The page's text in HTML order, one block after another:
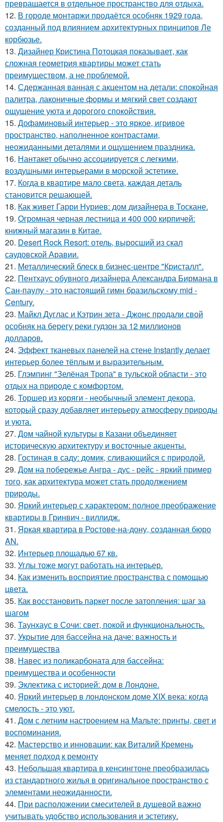
превращается в отдельное пространство для отдыха.
12. В городе монтаржи продаётся особняк 1929 года,
созданный под влиянием архитектурных принципов Ле
корбюзье.
13. Дизайнер Кристина Потоцкая показывает, как
сложная геометрия квартиры может стать
преимуществом, а не проблемой.
14. Сдержанная ванная с акцентом на детали: спокойная
палитра, лаконичные формы и мягкий свет создают
ощущение уюта и дорогого спокойствия.
15. Дофаминовый интерьер - это яркое, игривое
пространство, наполненное контрастами,
неожиданными деталями и ощущением праздника.
16. Нантакет обычно ассоциируется с легкими,
воздушными интерьерами в морской эстетике.
17. Когда в квартире мало света, каждая деталь
становится решающей.
18. Как живет Гарри Нуриев: дом дизайнера в Тоскане.
19. Огромная черная лестница и 400 000 кирпичей:
книжный магазин в Китае.
20. Desert Rock Resort: отель, выросший из скал
саудовской Аравии.
21. Металлический блеск в бизнес-центре "Кристалл".
22. Пентхаус обувного дизайнера Александра Бирмана в
Сан-паулу - это настоящий гимн бразильскому mid -
Century.
23. Майкл Дуглас и Кэтрин зета - Джонс продали свой
особняк на берегу реки гудзон за 12 миллионов
долларов.
24. Эффект тканевых панелей на стене Instantly делает
интерьер более тёплым и выразительным.
25. Глэмпинг "Зелёная Тропа" в тульской области - это
отдых на природе с комфортом.
26. Торшер из коряги - необычный элемент декора,
который сразу добавляет интерьеру атмосферу природы
и уюта.
27. Дом чайной культуры в Казани объединяет
историческую архитектуру и восточные акценты.
28. Гостиная в саду: домик, сливающийся с природой.
29. Дом на побережье Ангра - дус - рейс - яркий пример
того, как архитектура может стать продолжением
природы.
30. Яркий интерьер с характером: полное преображение
квартиры в Гринвич - виллидж.
31. Яркая квартира в Ростове-на-дону, созданная бюро
AN.
32. Интерьер площадью 67 кв.
33. Углы тоже могут работать на интерьер.
34. Как изменить восприятие пространства с помощью
цвета.
35. Как восстановить паркет после затопления: шаг за
шагом
36. Таунхаус в Сочи: свет, покой и функциональность.
37. Укрытие для бассейна на даче: важность и
преимущества
38. Навес из поликарбоната для бассейна:
преимущества и особенности
39. Эклектика с историей: дом в Лондоне.
40. Яркий интерьер в лондонском доме XIX века: когда
смелость - это уют.
41. Дом с летним настроением на Мальте: принты, свет и
воспоминания.
42. Мастерство и инновации: как Виталий Кремень
меняет подход к ремонту
43. Небольшая квартира в кенсингтоне преобразилась
из стандартного жилья в оригинальное пространство с
элементами неожиданности.
44. При расположении смесителей в душевой важно
учитывать удобство использования и эстетику.